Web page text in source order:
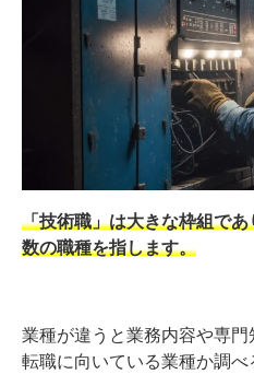
「技術職」は大きな枠組で
数の職種を指します。
業種が違うと業務内容や専門
転職に向いている業種か調べ